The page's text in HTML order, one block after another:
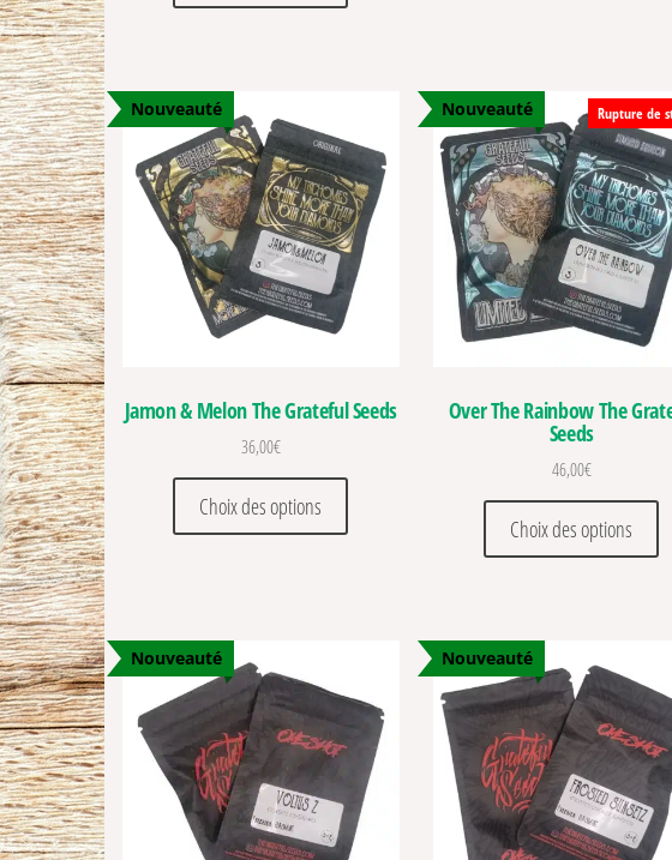
Nouveauté
Jamon & Melon The Grateful Seeds
36,00€
Choix des options
Ce produit a plusieurs variations. Les options
Nouveauté Rupture de
Over The Rainbow The
Seeds
46,00€
Choix des options
Nouveauté Nouveauté